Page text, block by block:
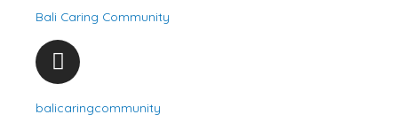
e
b
o
o
k
Bali Caring Community
I
n
t
balicaringcommunity